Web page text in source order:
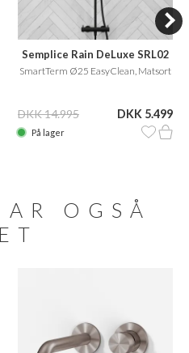
Semplice Rain DeLuxe SRL02
SmartTerm Ø25 EasyClean, Matsort
DKK 14.995 DKK 5.499
På lager
OGSÅ